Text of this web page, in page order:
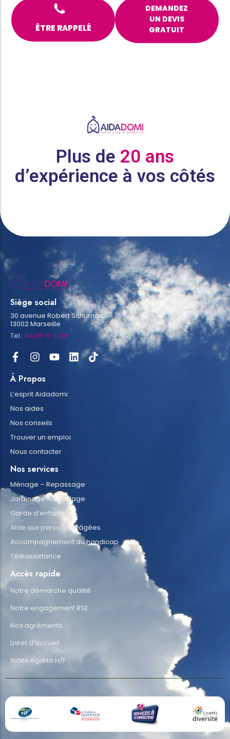
ÊTRE RAPPELÉ
DEMANDEZ
UN DEVIS
GRATUIT
Plus de 20 ans
d’expérience à vos côtés
Siège social
30 avenue Robert Schuman
13002 Marseille
Tel : 04 96 16 10 06
À Propos
L’esprit Aidadomi
Nos aides
Nos conseils
Trouver un emploi
Nous contacter
Nos services
Ménage – Repassage
Jardinage – Bricolage
Garde d’enfants
Aide aux personnes âgées
Accompagnement du handicap
Téléassistance
Accès rapide
Notre démarche qualité
Notre engagement RSE
Nos agréments
Livret d’accueil
Index égalité H/F